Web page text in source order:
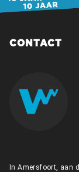
CONTACT
In Amersfoort, aan